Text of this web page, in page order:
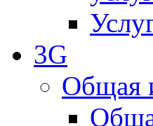
3G
Общая